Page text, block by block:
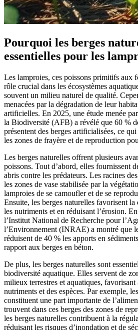
Pourquoi les berges
essentielles pour les
Les lamproies, ces poissons primitifs aux
rôle crucial dans les écosystèmes
souvent un milieu naturel de qualité.
menacées par la dégradation de leur
artificielles. En 2025, une étude menée
la Biodiversité (AFB) a révélé que 60 %
présentent des berges artificialisées, ce
les zones de frayère et de reproduction
Les berges naturelles offrent plusieurs
poissons. Tout d’abord, elles fournissent
abris contre les prédateurs. Les racines
les zones de vase stabilisée par la
lamproies de se camoufler et de se
Ensuite, les berges naturelles favorisent
les nutriments et en réduisant l’érosion.
l’Institut National de Recherche pour
l’Environnement (INRAE) a montré que
réduisent de 40 % les apports en
rapport aux berges en béton.
De plus, les berges naturelles sont
biodiversité aquatique. Elles servent de
milieux terrestres et aquatiques,
nutriments et des espèces. Par exemple,
constituent une part importante de
trouvent dans ces berges des zones de
les berges naturelles contribuent à la
réduisant les risques d’inondation et de